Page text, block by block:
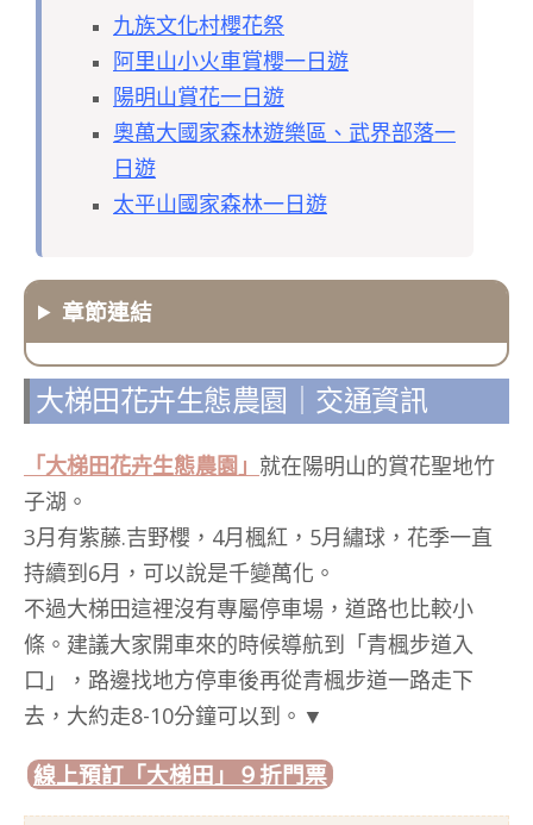
九族文化村櫻花祭
阿里山小火車賞櫻一日遊
陽明山賞花一日遊
奧萬大國家森林遊樂區、武界部落一
日遊
太平山國家森林一日遊
章節連結
大梯田花卉生態農園｜交通資訊
「大梯田花卉生態農園」 就在陽明山的賞花聖地竹
子湖。
3月有紫藤.吉野櫻，4月楓紅，5月繡球，花季一直
持續到6月，可以說是千變萬化。
不過大梯田這裡沒有專屬停車場，道路也比較小
條。建議大家開車來的時候導航到「青楓步道入
口」，路邊找地方停車後再從青楓步道一路走下
去，大約走8-10分鐘可以到。▼
線上預訂「大梯田」９折門票